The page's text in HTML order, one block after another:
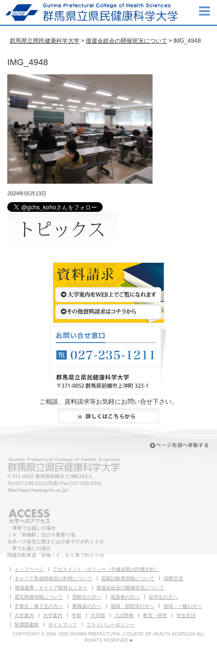
群馬県立県民健康科学大学 > 後援会総会の開催状況について > IMG_4948
IMG_4948
2024年05月13日
ご相談、資料請求等お気軽にお問い合せ下さい。
〒371-0052 群馬県前橋市上沖町323-1
Tel:027-235-1211(代表) Fax:027-235-2501
Site:https://www.gchs.ac.jp/
・電車でお越しの場合
ＪＲ「前橋駅」北口６番乗り場、
永井バス荻窪公園または小坂子行き約１５分
・車でお越しの場合
関越自動車道「前橋ＩＣ」から車で約２０分
トップページ
アセスメント・ポリシー（学修成果の評価方針）
キャリア形成情報室の利用について
国家試験再受験について
国際交流
地域連携・キャリア開発センター
後援会総会の開催状況について
震災関連情報について
受験生の方へ 保護者の方へ
在学生の方へ
卒業生・修了生の方へ
教職員の方へ 地域・病院等の方へ
地域・一般の方へ
大学案内
大学案内 学部 大学院 入試情報 教育・研究
学生生活
附属図書館
サイトマップ プライバシーポリシー
COPYRIGHT © 2004- 2026 GUNMA PREFECTURAL COLLEGE OF HEALTH SCIENCES ALL
RIGHTS RESERVED.■